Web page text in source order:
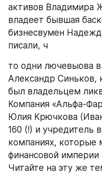
активов Владимира
владеет бывшая
бизнесвумен
писали, ч
то одни лючевыова
Александр Синьков,
был владельцем
Компания «Альфа-
Юлия Крючкова
160 (!) и учредитель
компаниях, которые
финансовой
Читайте на эту же